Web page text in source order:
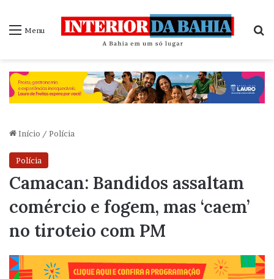
Menu
Início / Polícia
Polícia
Camacan: Bandidos assaltam
comércio e fogem, mas ‘caem’
no tiroteio com PM